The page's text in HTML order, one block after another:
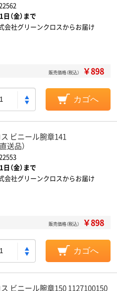
（金）まで
会社グリーンクロスからお届け
販売価格（税込） ￥898
カゴへ
ビニール腕章141
送品）
（金）まで
会社グリーンクロスからお届け
販売価格（税込） ￥898
カゴへ
ビニール腕章150 1127100150